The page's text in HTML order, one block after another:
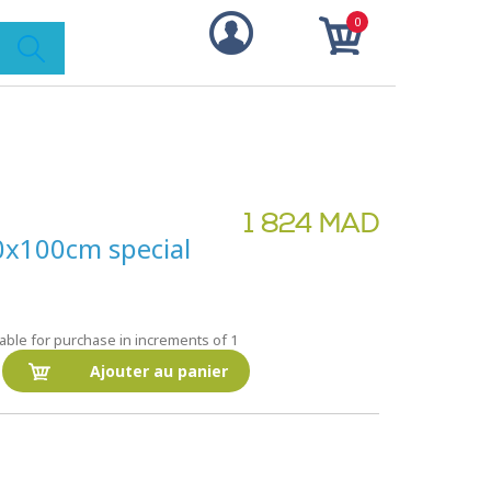
0
special
1 824 MAD
for purchase in increments of 1
Ajouter au panier